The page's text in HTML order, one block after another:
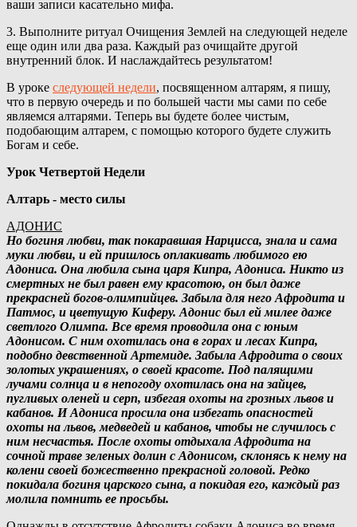
ваши записи касательно мифа.
3. Выполните ритуал Очищения Землей на следующей неделе
еще один или два раза. Каждый раз очищайте другой
внутренний блок. И наслаждайтесь результатом!
В уроке следующей недели, посвященном алтарям, я пишу,
что в первую очередь и по большей части мы сами по себе
являемся алтарями. Теперь вы будете более чистым,
подобающим алтарем, с помощью которого будете служить
Богам и себе.
Урок Четвертой Недели
Алтарь - место силы
АДОНИС
Но богиня любви, так покаравшая Нарцисса, знала и сама
муки любви, и ей пришлось оплакивать любимого ею
Адониса. Она любила сына царя Кипра, Адониса. Никто из
смертных не был равен ему красотою, он был даже
прекрасней богов-олимпийцев. Забыла для него Афродита и
Патмос, и цветущую Киферу. Адонис был ей милее даже
светлого Олимпа. Все время проводила она с юным
Адонисом. С ним охотилась она в горах и лесах Кипра,
подобно девственной Артемиде. Забыла Афродита о своих
золотых украшениях, о своей красоте. Под палящими
лучами солнца и в непогоду охотилась она на зайцев,
пугливых оленей и серп, избегая охоты на грозных львов и
кабанов. И Адониса просила она избегать опасностей
охоты на львов, медведей и кабанов, чтобы не случилось с
ним несчастья. После охоты отдыхала Афродита на
сочной траве зеленых долин с Адонисом, склонясь к нему на
колени своей божественно прекрасной головой. Редко
покидала богиня царского сына, а покидая его, каждый раз
молила помнить ее просьбы.